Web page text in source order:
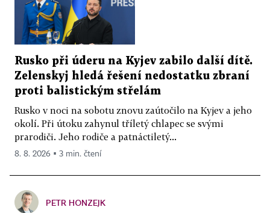
Rusko při úderu na Kyjev zabilo další dítě.
Zelenskyj hledá řešení nedostatku zbraní
proti balistickým střelám
Rusko v noci na sobotu znovu zaútočilo na Kyjev a jeho
okolí. Při útoku zahynul tříletý chlapec se svými
prarodiči. Jeho rodiče a patnáctiletý...
8. 8. 2026 ▪ 3 min. čtení
PETR HONZEJK